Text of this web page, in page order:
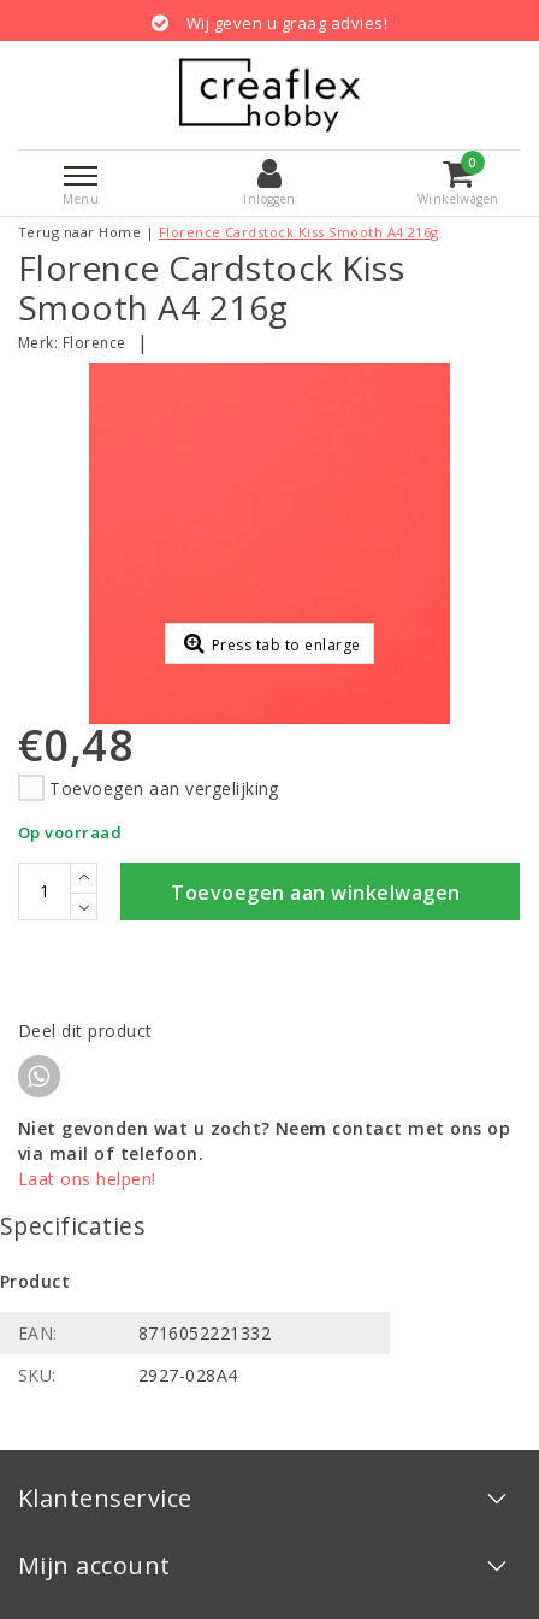
Wij geven u graag advies!
Menu Inloggen
0
Winkelwagen
Terug naar Home | Florence Cardstock Kiss Smooth A4 216g
Florence Cardstock Kiss
Smooth A4 216g
Merk: Florence |
Press tab to enlarge
€0,48
Toevoegen aan vergelijking
Op voorraad
Toevoegen aan winkelwagen
Deel dit product
Niet gevonden wat u zocht? Neem contact met ons op
via mail of telefoon.
Laat ons helpen!
Specificaties
Product
EAN:
8716052221332
SKU:
2927-028A4
Klantenservice
Mijn account